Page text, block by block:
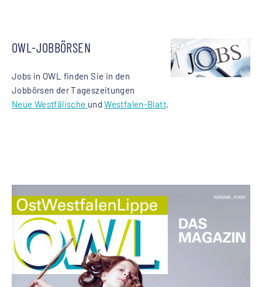
OWL-JOBBÖRSEN
Jobs in OWL finden Sie in den
Jobbörsen der Tageszeitungen
Neue Westfälische undWestfalen-Blatt.